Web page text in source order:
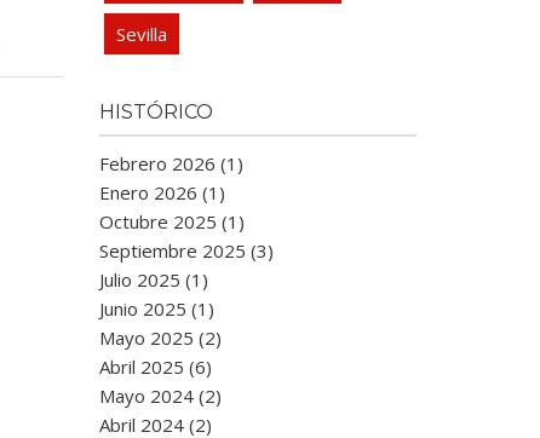
Sevilla
HISTÓRICO
Febrero 2026 (1)
Enero 2026 (1)
Octubre 2025 (1)
Septiembre 2025 (3)
Julio 2025 (1)
Junio 2025 (1)
Mayo 2025 (2)
Abril 2025 (6)
Mayo 2024 (2)
Abril 2024 (2)